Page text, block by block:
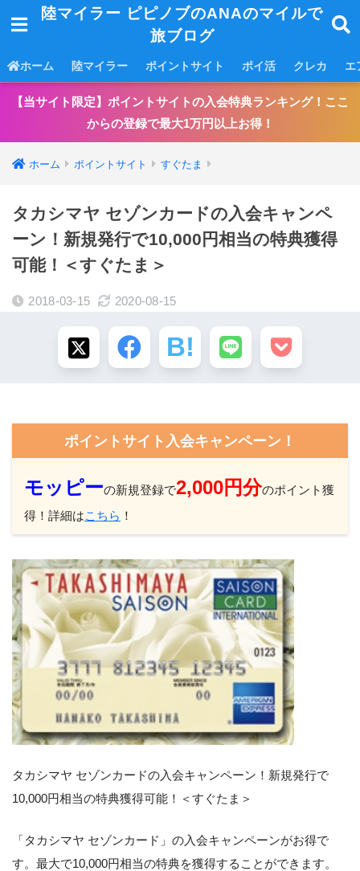
陸マイラー ピピノブのANAのマイルで
旅ブログ
ホーム 陸マイラー ポイントサイト ポイ活 クレカ エ
【当サイト限定】ポイントサイトの入会特典ランキング！ここ
からの登録で最大1万円以上お得！
ホーム ポイントサイト すぐたま
タカシマヤ セゾンカードの入会キャンペ
ーン！新規発行で10,000円相当の特典獲得
可能！＜すぐたま＞
2018-03-15 2020-08-15
ポイントサイト入会キャンペーン！
モッピーの新規登録で2,000円分のポイント獲
得！詳細はこちら ！
タカシマヤ セゾンカードの入会キャンペーン！新規発行で
10,000円相当の特典獲得可能！＜すぐたま＞
「タカシマヤ セゾンカード」の入会キャンペーンがお得で
す。最大で10,000円相当の特典を獲得することができます。